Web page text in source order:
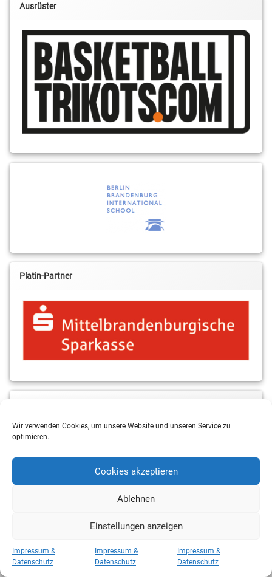
Wir verwenden Cookies, um unsere Website und unseren Service zu
optimieren.
Cookies akzeptieren
Ablehnen
Einstellungen anzeigen
Impressum &
Datenschutz
Impressum &
Datenschutz
Impressum &
Datenschutz
Ausrüster
Platin-Partner
Copyright 2026 RSV Eintracht Basketball
Kategorien